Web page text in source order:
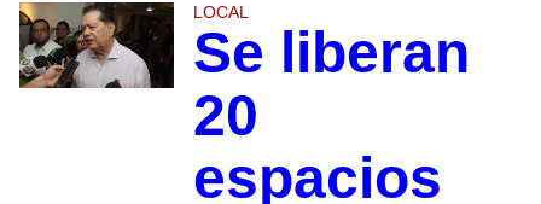
LOCAL
Se liberan
20
espacios